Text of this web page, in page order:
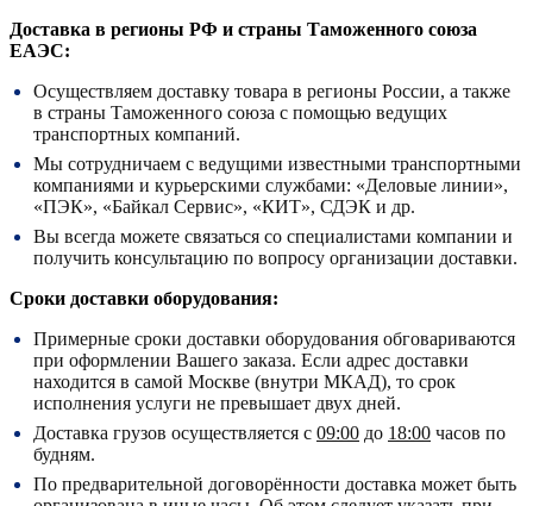
Доставка в регионы РФ и страны Таможенного союза
ЕАЭС:
Осуществляем доставку товара в регионы России, а также
в страны Таможенного союза с помощью ведущих
транспортных компаний.
Мы сотрудничаем с ведущими известными транспортными
компаниями и курьерскими службами: «Деловые линии»,
«ПЭК», «Байкал Сервис», «КИТ», СДЭК и др.
Вы всегда можете связаться со специалистами компании и
получить консультацию по вопросу организации доставки.
Сроки доставки оборудования:
Примерные сроки доставки оборудования обговариваются
при оформлении Вашего заказа. Если адрес доставки
находится в самой Москве (внутри МКАД), то срок
исполнения услуги не превышает двух дней.
Доставка грузов осуществляется с 09:00 до 18:00 часов по
будням.
По предварительной договорённости доставка может быть